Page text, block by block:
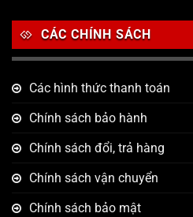
CÁC CHÍNH SÁCH
Các hình thức thanh toán
Chính sách bảo hành
Chính sách đổi, trả hàng
Chính sách vận chuyển
Chính sách bảo mật